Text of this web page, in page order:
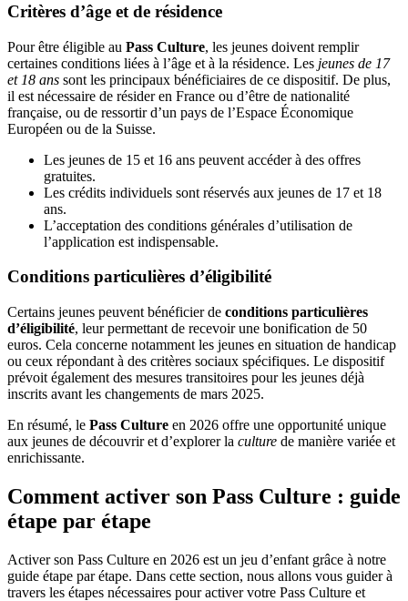
Critères d’âge et de résidence
Pour être éligible au Pass Culture, les jeunes doivent remplir
certaines conditions liées à l’âge et à la résidence. Les jeunes de 17
et 18 ans sont les principaux bénéficiaires de ce dispositif. De plus,
il est nécessaire de résider en France ou d’être de nationalité
française, ou de ressortir d’un pays de l’Espace Économique
Européen ou de la Suisse.
Les jeunes de 15 et 16 ans peuvent accéder à des offres
gratuites.
Les crédits individuels sont réservés aux jeunes de 17 et 18
ans.
L’acceptation des conditions générales d’utilisation de
l’application est indispensable.
Conditions particulières d’éligibilité
Certains jeunes peuvent bénéficier de conditions particulières
d’éligibilité, leur permettant de recevoir une bonification de 50
euros. Cela concerne notamment les jeunes en situation de handicap
ou ceux répondant à des critères sociaux spécifiques. Le dispositif
prévoit également des mesures transitoires pour les jeunes déjà
inscrits avant les changements de mars 2025.
En résumé, le Pass Culture en 2026 offre une opportunité unique
aux jeunes de découvrir et d’explorer la culture de manière variée et
enrichissante.
Comment activer son Pass Culture : guide
étape par étape
Activer son Pass Culture en 2026 est un jeu d’enfant grâce à notre
guide étape par étape. Dans cette section, nous allons vous guider à
travers les étapes nécessaires pour activer votre Pass Culture et